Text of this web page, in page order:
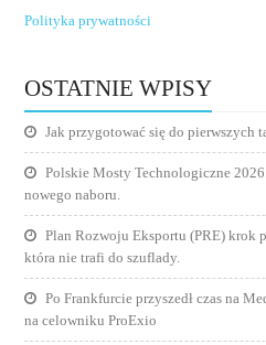
Polityka prywatności
OSTATNIE WPISY
Jak przygotować się do pierwszych
Polskie Mosty Technologiczne
nowego naboru.
Plan Rozwoju Eksportu (PRE) krok
która nie trafi do szuflady.
Po Frankfurcie przyszedł czas na
na celowniku ProExio